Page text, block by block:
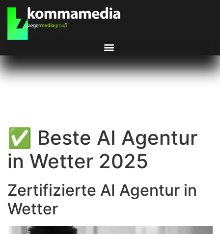
✅ Beste AI Agentur
in Wetter 2025
Zertifizierte AI Agentur in
Wetter